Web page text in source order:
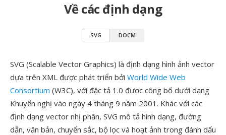
Về các định dạng
SVG DOCM
SVG (Scalable Vector Graphics) là định dạng hình ảnh vector
dựa trên XML được phát triển bởi World Wide Web
Consortium (W3C), với đặc tả 1.0 được công bố dưới dạng
Khuyến nghị vào ngày 4 tháng 9 năm 2001. Khác với các
định dạng vector nhị phân, SVG mô tả hình dạng, đường
dẫn, văn bản, chuyển sắc, bộ lọc và hoạt ảnh trong đánh dấu